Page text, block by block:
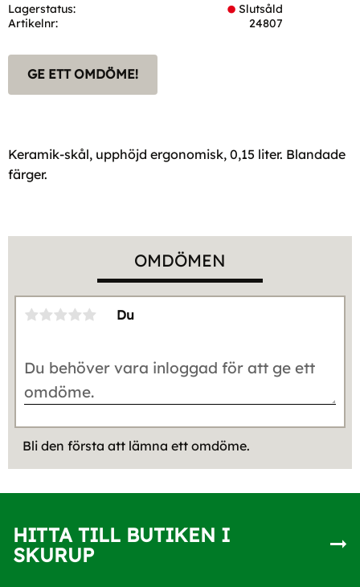
Lagerstatus
Slutsåld
Artikelnr
24807
GE ETT OMDÖME!
Keramik-skål, upphöjd ergonomisk, 0,15 liter. Blandade
färger.
OMDÖMEN
Du
Bli den första att lämna ett omdöme.
HITTA TILL BUTIKEN I
SKURUP